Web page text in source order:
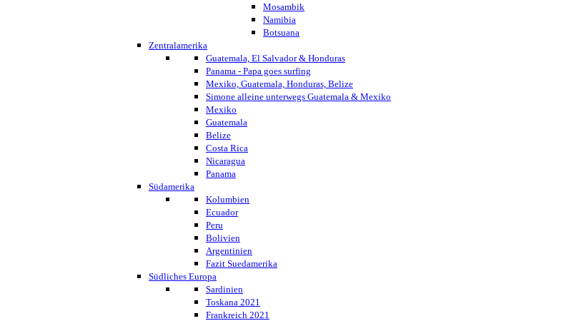
Mosambik
Namibia
Botsuana
Zentralamerika
Guatemala, El Salvador & Honduras
Panama - Papa goes surfing
Mexiko, Guatemala, Honduras, Belize
Simone alleine unterwegs Guatemala & Mexiko
Mexiko
Guatemala
Belize
Costa Rica
Nicaragua
Panama
Südamerika
Kolumbien
Ecuador
Peru
Bolivien
Argentinien
Fazit Suedamerika
Südliches Europa
Sardinien
Toskana 2021
Frankreich 2021